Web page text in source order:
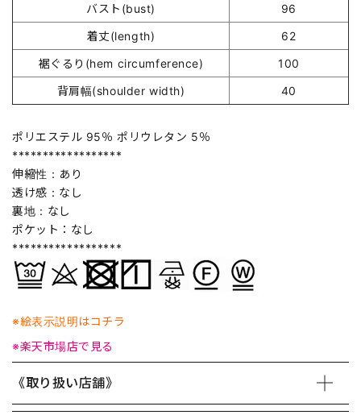
バスト(bust)
96
着丈(length)
62
裾ぐるり(hem circumference)
100
背肩幅(shoulder width)
40
ポリエステル 95％ ポリウレタン 5％
******************
伸縮性：あり
透け感：なし
裏地：なし
ポケット：なし
******************
※絵表示説明はコチラ
※楽天市場店で見る
《取り扱い店舗》